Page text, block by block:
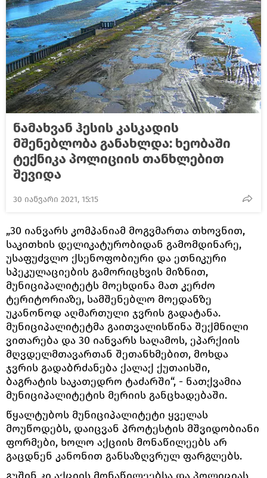
ნამახვან ჰესის კასკადის
მშენებლობა განახლდა: ხეობაში
ტექნიკა პოლიციის თანხლებით
შევიდა
30 იანვარი 2021, 15:15
„30 იანვარს კომპანიამ მოგვმართა თხოვნით,
საკითხის დელიკატურობიდან გამომდინარე,
უსაფუძვლო ქსენოფობიური და ეთნიკური
სპეკულაციების გამორიცხვის მიზნით,
მუნიციპალიტეტს მოეხდინა მათ კერძო
ტერიტორიაზე, სამშენებლო მოედანზე
უკანონოდ აღმართული ჯვრის გადატანა.
მუნიციპალიტეტმა გაითვალისწინა შექმნილი
ვითარება და 30 იანვარს საღამოს, ეპარქიის
მღვდელმთავართან შეთანხმებით, მოხდა
ჯვრის გადაბრძანება ქალაქ ქუთაისში,
ბაგრატის საკათედრო ტაძარში“, - ნათქვამია
მუნიციპალიტეტის მერიის განცხადებაში.
წყალტუბოს მუნიციპალიტეტი ყველას
მოუწოდებს, დაიცვან პროტესტის მშვიდობიანი
ფორმები, ხოლო აქციის მონაწილეებს არ
გაცდნენ კანონით განსაზღვრულ ფარგლებს.